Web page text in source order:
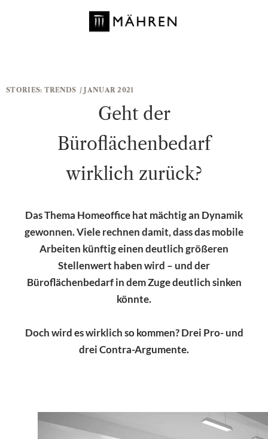
STORIES: TRENDS / JANUAR 2021
Geht der
Büroflächenbedarf
wirklich zurück?
Das Thema Homeoffice hat mächtig an Dynamik
gewonnen. Viele rechnen damit, dass das mobile
Arbeiten künftig einen deutlich größeren
Stellenwert haben wird – und der
Büroflächenbedarf in dem Zuge deutlich sinken
könnte.
Doch wird es wirklich so kommen? Drei Pro- und
drei Contra-Argumente.